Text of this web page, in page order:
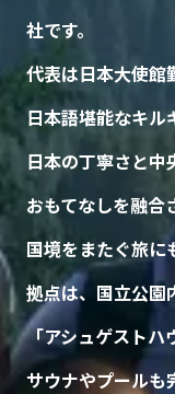
社です。
代表は日本大使館
日本語堪能なキル
日本の丁寧さと中
おもてなしを融合
国境をまたぐ旅に
拠点は、国立公園
「アシュゲストハ
サウナやプールも